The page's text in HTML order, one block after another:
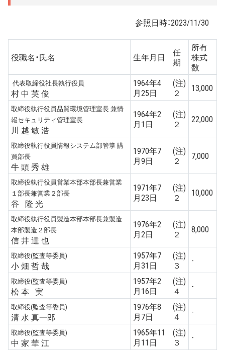
参照日時：2023/11/30
役職名・氏名 生年月日
任
期
所有
株式
数
代表取締役社長執行役員
村 中 英 俊
1964年4
月25日
(注)
２
13,000
取締役執行役員品質環境管理室長 兼情
報セキュリティ管理室長
川 越 敏 浩
1964年2
月1日
(注)
２
22,000
取締役執行役員情報システム部管掌 購
買部長
牛 頭 秀 雄
1970年7
月9日
(注)
２
7,000
取締役執行役員営業本部本部長兼営業
１部長兼営業２部長
谷 隆 光
1971年7
月23日
(注)
２
10,000
取締役執行役員製造本部本部長兼製造
本部製造２部長
信 井 達 也
1976年2
月2日
(注)
２
8,000
取締役(監査等委員)
小 畑 哲 哉
1957年7
月31日
(注)
３
-
取締役(監査等委員)
松 本 実
1957年2
月16日
(注)
４
-
取締役(監査等委員)
清 水 真一郎
1976年8
月7日
(注)
４
-
取締役(監査等委員)
中 家 華 江
1965年11
月11日
(注)
３
-